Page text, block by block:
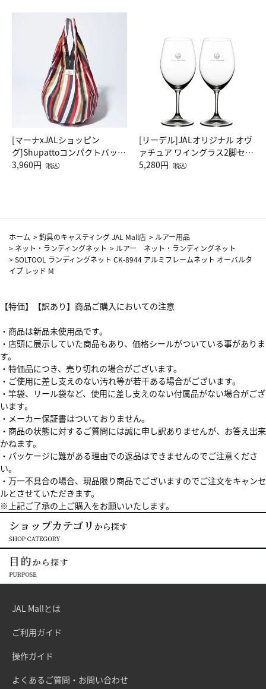
[マーナxJALショッピン
グ]Shupattoコンパクトバッグ
Drop JAL客室乗務員（LC）ス
3,960円 （税込）
[リーデル]JALオリジナル オヴ
ァチュア ワイングラス2脚セッ
ト（レッドワイン）
5,280円 （税込）
ホーム >釣具のキャスティング JAL Mall店 > ルアー用品
> ネット・ランディングネット > ルアー ネット・ランディングネット
>SOLTOOL ランディングネット CK-8944 アルミフレームネット オーバルタ
イプ レッド M
【特価】【訳あり】商品ご購入においての注意
・商品は新品未使用品です。
・店頭に展示していた商品もあり、価格シールがついている事がありま
す。
・特価品につき、売り切れの場合がございます。
・ご使用に差し支えのない汚れ等が若干ある場合がございます。
・竿袋、リール袋など、使用に差し支えのない付属品がない場合がござ
います。
・メーカー保証書はついておりません。
・商品の状態に対するご質問には誠に申し訳ありませんが、お答え出来
かねます。
・パッケージに難がある理由での返品はできませんのでご注意くださ
い。
・万一不具合の場合、現品限り商品でございますのでご注文をキャンセ
ルとさせていただきます。
※上記ご了承の上ご購入をお願いいたします。
JAL Mallとは
ご利用ガイド
操作ガイド
よくあるご質問・お問い合わせ